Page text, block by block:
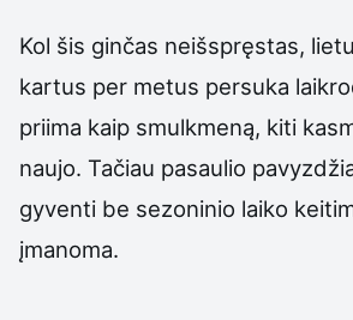
Kol šis ginčas neišspręstas,
kartus per metus persuka
priima kaip smulkmeną, kiti
naujo. Tačiau pasaulio
gyventi be sezoninio laiko
įmanoma.